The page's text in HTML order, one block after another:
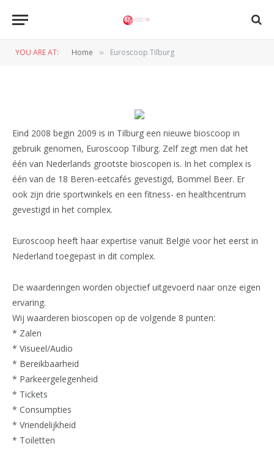
YOU ARE AT: Home » Euroscoop Tilburg
Eind 2008 begin 2009 is in Tilburg een nieuwe bioscoop in
gebruik genomen, Euroscoop Tilburg. Zelf zegt men dat het
één van Nederlands grootste bioscopen is. In het complex is
één van de 18 Beren-eetcafés gevestigd, Bommel Beer. Er
ook zijn drie sportwinkels en een fitness- en healthcentrum
gevestigd in het complex.
Euroscoop heeft haar expertise vanuit België voor het eerst in
Nederland toegepast in dit complex.
De waarderingen worden objectief uitgevoerd naar onze eigen
ervaring.
Wij waarderen bioscopen op de volgende 8 punten:
* Zalen
* Visueel/Audio
* Bereikbaarheid
* Parkeergelegenheid
* Tickets
* Consumpties
* Vriendelijkheid
* Toiletten